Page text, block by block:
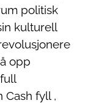
politisk
kulturell
opp
Cash fyll ,